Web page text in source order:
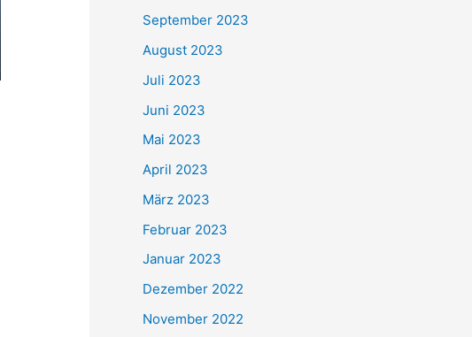
September 2023
August 2023
Juli 2023
Juni 2023
Mai 2023
April 2023
März 2023
Februar 2023
Januar 2023
Dezember 2022
November 2022